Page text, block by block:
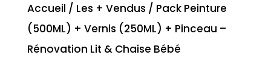
Accueil / Les + Vendus / Pack Peinture
(500ML) + Vernis (250ML) + Pinceau –
Rénovation Lit & Chaise Bébé